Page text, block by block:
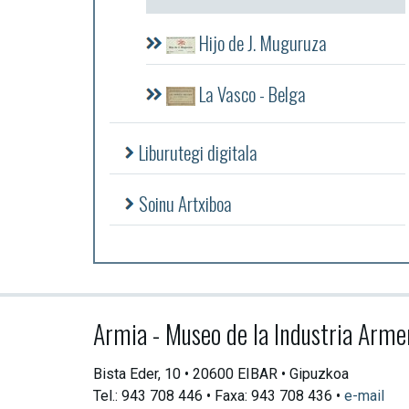
Hijo de J. Muguruza
La Vasco - Belga
Liburutegi digitala
Soinu Artxiboa
Armia - Museo de la Industria
Bista Eder, 10 • 20600 EIBAR • Gipuzkoa
Tel.: 943 708 446 • Faxa: 943 708 436 • e-mail